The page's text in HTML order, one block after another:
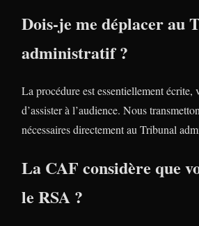
Dois-je me déplacer au
administratif ?
La procédure est essentiellement écrite,
d’assister à l’audience. Nous
nécessaires directement au Tribunal
La CAF considère que
le RSA ?